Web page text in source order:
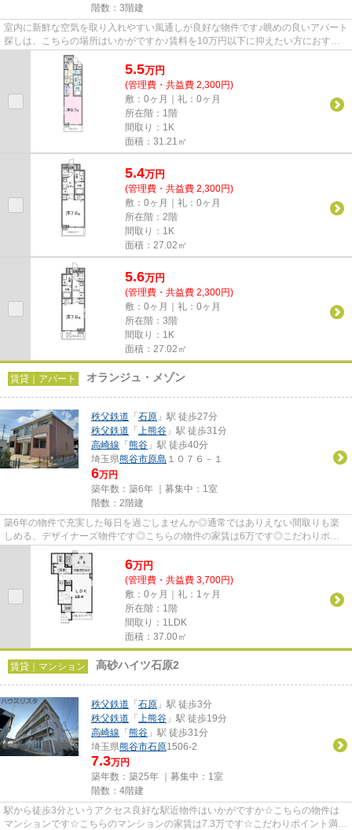
階数：3階建
室内に新鮮な空気を取り入れやすい風通しが良好な物件です♪眺めの良いアパート
探しは、こちらの場所はいかがですか♪賃料を10万円以下に抑えたい方におすす
めです♪当社イチオシの物件の...
5.5万円
(管理費・共益費 2,300円)
敷：0ヶ月｜礼：0ヶ月
所在階：1階
間取り：1K
面積：31.21㎡
5.4万円
(管理費・共益費 2,300円)
敷：0ヶ月｜礼：0ヶ月
所在階：2階
間取り：1K
面積：27.02㎡
5.6万円
(管理費・共益費 2,300円)
敷：0ヶ月｜礼：0ヶ月
所在階：3階
間取り：1K
面積：27.02㎡
賃貸｜アパート オランジュ・メゾン
秩父鉄道 「 石原 」駅 徒歩27分
秩父鉄道 「 上熊谷 」駅 徒歩31分
高崎線 「 熊谷 」駅 徒歩40分
埼玉県熊谷市原島 １０７６－１
6万円
築年数：築6年 ｜募集中： 1室
階数：2階建
築6年の物件で充実した毎日を過ごしませんか◎通常ではありえない間取りも楽
しめる、デザイナーズ物件です◎こちらの物件の家賃は6万です◎こだわりポイ
ント満載のオランジュ・メゾン◎熊...
6万円
(管理費・共益費 3,700円)
敷：0ヶ月｜礼：1ヶ月
所在階：1階
間取り：1LDK
面積：37.00㎡
賃貸｜マンション 高砂ハイツ石原2
秩父鉄道 「 石原 」駅 徒歩3分
秩父鉄道 「 上熊谷 」駅 徒歩19分
高崎線 「 熊谷 」駅 徒歩31分
埼玉県熊谷市石原1506-2
7.3万円
築年数：築25年 ｜募集中： 1室
階数：4階建
駅から徒歩3分というアクセス良好な駅近物件はいかがですか☆こちらの物件は
マンションです☆こちらのマンションの家賃は7.3万です☆こだわりポイント満載